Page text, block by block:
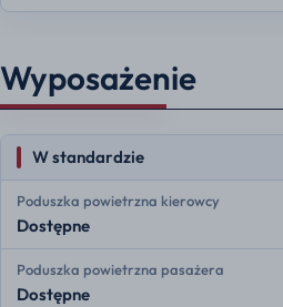
Wyposażenie
W standardzie
Poduszka powietrzna kierowcy
Dostępne
Poduszka powietrzna pasażera
Dostępne